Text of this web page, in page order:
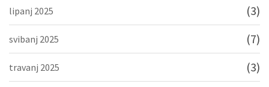
lipanj 2025 (3)
svibanj 2025 (7)
travanj 2025 (3)